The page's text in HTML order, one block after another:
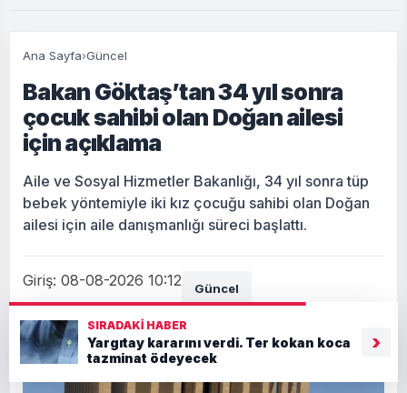
Ana Sayfa›Güncel
Bakan Göktaş’tan 34 yıl sonra
çocuk sahibi olan Doğan ailesi
için açıklama
Aile ve Sosyal Hizmetler Bakanlığı, 34 yıl sonra tüp
bebek yöntemiyle iki kız çocuğu sahibi olan Doğan
ailesi için aile danışmanlığı süreci başlattı.
Giriş: 08-08-2026 10:12 Güncel
SIRADAKI HABER
Yargıtay kararını verdi. Ter kokan koca
tazminat ödeyecek
›